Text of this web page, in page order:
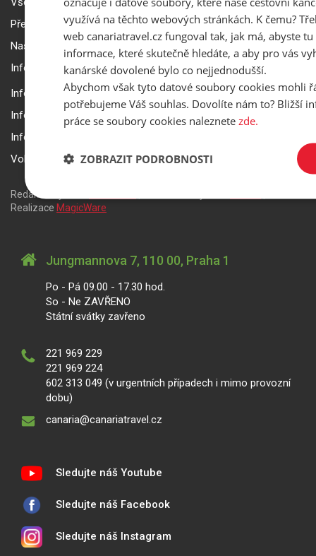
Přepravní podmínky Smartwings
Nastavení a ochrana soukromí
Informace k rezervaci zájezdu
Informace k pojištění
Informace k letecké přepravě
Informace k ubytování a pobytu
Volitelné doplňkové služby
Redakční systém
Realizace MagicWare
Jungmannova 7, 110 00, Praha 1
Po - Pá 09.00 - 17.30 hod.
So - Ne ZAVŘENO
Státní svátky zavřeno
221 969 229
221 969 224
602 313 049 (v urgentních případech i mimo provozní
dobu)
canaria@canariatravel.cz
Sledujte náš Youtube
Sledujte náš Facebook
Sledujte náš Instagram
využívá na těchto webových stránkách. K čemu?
web canariatravel.cz fungoval tak, jak má, abyste
informace, které skutečně hledáte, a aby pro vás
kanárské dovolené bylo co nejjednodušší.
Abychom však tyto datové soubory cookies mohli
potřebujeme Váš souhlas. Dovolíte nám to? Bližší
práce se soubory cookies naleznete zde.
ZOBRAZIT PODROBNOSTI